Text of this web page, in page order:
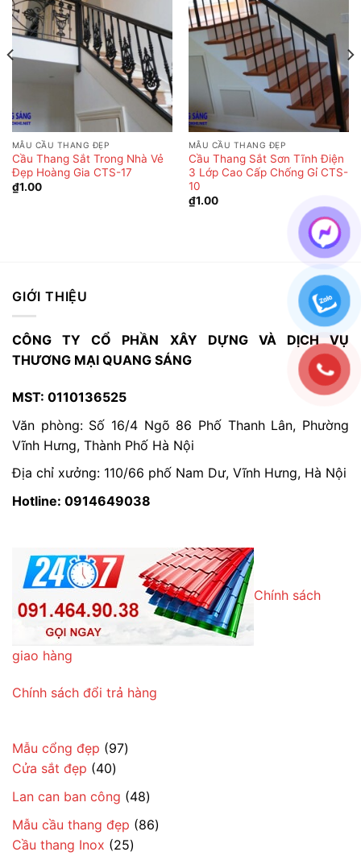
MẪU CẦU THANG ĐẸP
Cầu Thang Sắt Trong Nhà Vẻ
Đẹp Hoàng Gia CTS-17
₫1.00
MẪU CẦU THANG ĐẸP
Cầu Thang Sắt Sơn Tĩnh Điện
3 Lớp Cao Cấp Chống Gỉ CTS-
10
₫1.00
GIỚI THIỆU
CÔNG TY CỔ PHẦN XÂY DỰNG VÀ DỊCH VỤ
THƯƠNG MẠI QUANG SÁNG
MST: 0110136525
Văn phòng: Số 16/4 Ngõ 86 Phố Thanh Lân, Phường
Vĩnh Hưng, Thành Phố Hà Nội
Địa chỉ xưởng: 110/66 phố Nam Dư, Vĩnh Hưng, Hà Nội
Hotline: 0914649038
Chính sách
giao hàng
Chính sách đổi trả hàng
Mẫu cổng đẹp 9797
phẩm
Cửa sắt đẹp 4040
sản
phẩm
Lan can ban công 4848
sản
phẩm
Mẫu cầu thang đẹp 8686
Cầu thang Inox 2525